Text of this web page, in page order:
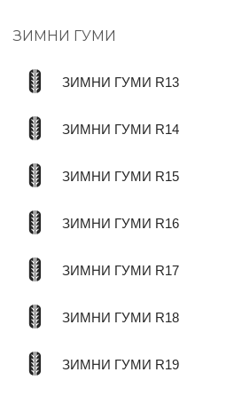
ЗИМНИ ГУМИ
ЗИМНИ ГУМИ R13
ЗИМНИ ГУМИ R14
ЗИМНИ ГУМИ R15
ЗИМНИ ГУМИ R16
ЗИМНИ ГУМИ R17
ЗИМНИ ГУМИ R18
ЗИМНИ ГУМИ R19